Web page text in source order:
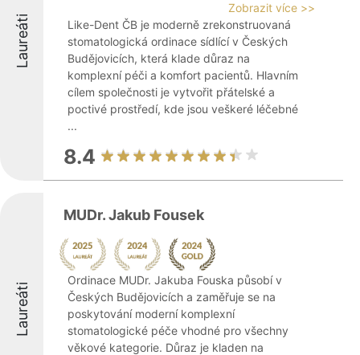
Laureáti
Zobrazit více >>
Like-Dent ČB je moderně zrekonstruovaná
stomatologická ordinace sídlící v Českých
Budějovicích, která klade důraz na
komplexní péči a komfort pacientů. Hlavním
cílem společnosti je vytvořit přátelské a
poctivé prostředí, kde jsou veškeré léčebné
...
8.4
Laureáti
MUDr. Jakub Fousek
Ordinace MUDr. Jakuba Fouska působí v
Českých Budějovicích a zaměřuje se na
poskytování moderní komplexní
stomatologické péče vhodné pro všechny
věkové kategorie. Důraz je kladen na